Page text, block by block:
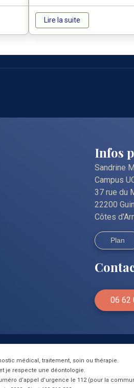
Lire la suite
Infos
Sandrine
Campus
37 rue du
22200
Côtes
Plan
06 62
médical, traitement, soin ou thérapie.
je respecte une déontologie.
d’appel d’urgence le 112 (pour la